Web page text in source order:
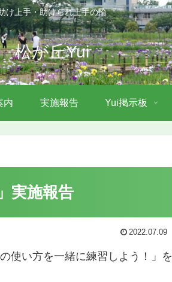
け上手・助けられ上手の輪
松が丘Yui
内 実施報告 Yui掲示板
実施報告
2022.07.09
使い方を一緒に練習しよう！」を